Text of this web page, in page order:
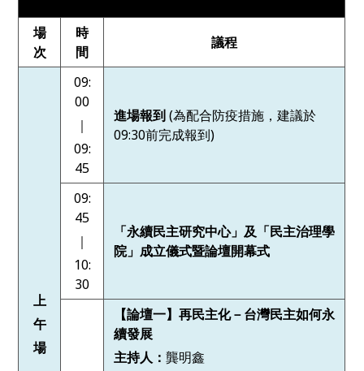
場
次
時
間
議程
上
午
場
09:
00
｜
09:
45
進場報到(為配合防疫措施，建議於
09:30前完成報到)
09:
45
｜
10:
30
「永續民主研究中心」及「民主治理學
院」成立儀式暨論壇開幕式
【論壇一】再民主化－台灣民主如何永
續發展
主持人：龔明鑫